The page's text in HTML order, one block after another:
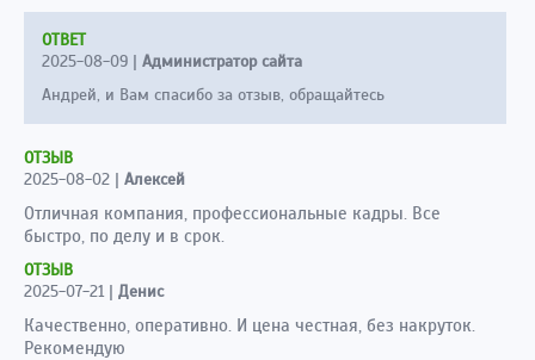
ОТВЕТ
2025-08-09 | Администратор сайта
Андрей, и Вам спасибо за отзыв, обращайтесь
ОТЗЫВ
2025-08-02 | Алексей
Отличная компания, профессиональные кадры. Все
быстро, по делу и в срок.
ОТЗЫВ
2025-07-21| Денис
Качественно, оперативно. И цена честная, без накруток.
Рекомендую